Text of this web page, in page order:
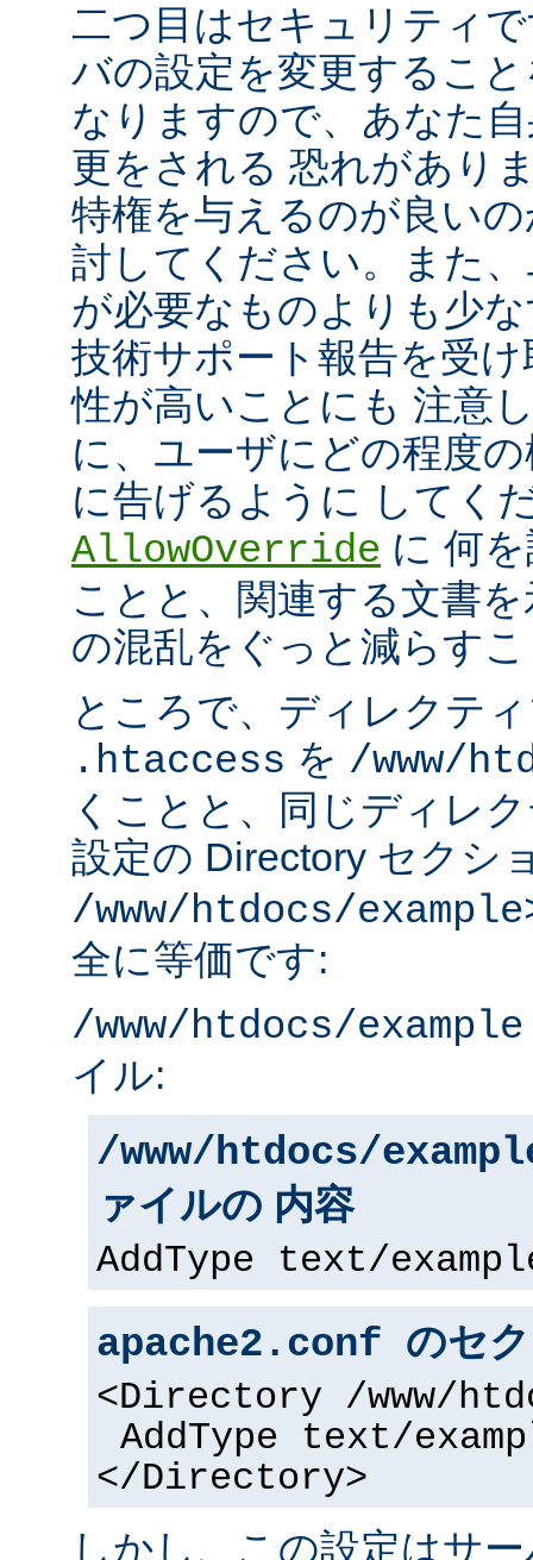
二つ目はセキュリティ
バの設定を変更するこ
なりますので、あなた
更をされる 恐れがあり
特権を与えるのが良い
討してください。また
が必要なものよりも少
技術サポート報告を受
性が高いことにも 注意
に、ユーザにどの程度
に告げるように してく
AllowOverride に 何
ことと、関連する文書
の混乱をぐっと減らす
ところで、ディレクテ
.htaccess を /www/
くことと、同じディレ
設定の Directory セクシ
/www/htdocs/
全に等価です:
/www/htdocs/example
イル:
/www/htdocs/
ァイルの 内容
AddType text/
apache2.conf のセク
<Directory /www/
AddType text/
</Directory>
しかし、この設定はサ